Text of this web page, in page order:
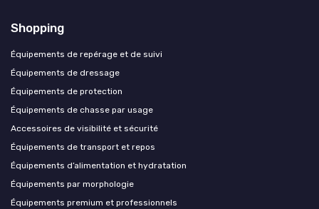
Shopping
Équipements de repérage et de suivi
Équipements de dressage
Équipements de protection
Équipements de chasse par usage
Accessoires de visibilité et sécurité
Équipements de transport et repos
Équipements d’alimentation et hydratation
Équipements par morphologie
Équipements premium et professionnels